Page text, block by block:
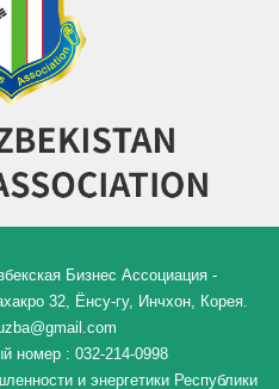
Бизнес Ассоциация -
32, Ёнсу-гу, Инчхон, Корея.
номер : 032-214-0998
и энергетики Республики